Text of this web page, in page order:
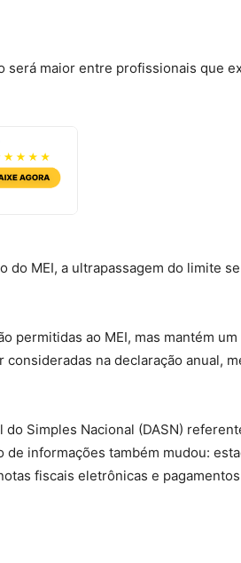
será maior entre profissionais que
do MEI, a ultrapassagem do limite
permitidas ao MEI, mas mantém
na declaração anual,
Simples Nacional (DASN)
informações também mudou:
fiscais eletrônicas e